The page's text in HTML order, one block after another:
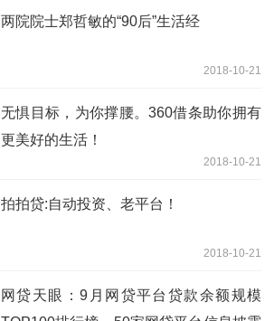
两院院士郑哲敏的“90后”生活经
2018-10-21
无惧目标，为你撑腰。360借条助你拥有
更美好的生活！
2018-10-21
拍拍贷:自动投资、老平台！
2018-10-21
网贷天眼：9月网贷平台贷款余额规模